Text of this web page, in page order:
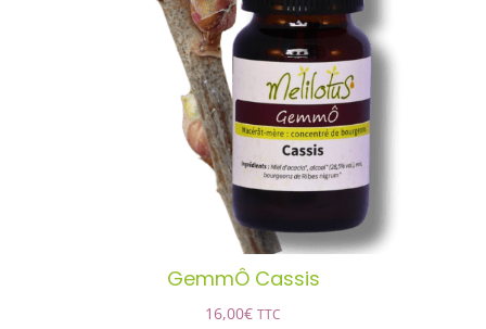
AJOUTER AU PANIER
GemmÔ Cassis
16,00€ TTC